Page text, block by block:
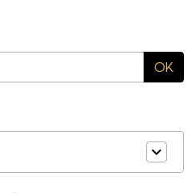
OK